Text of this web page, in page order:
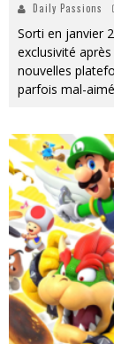
Daily Passions
Sorti en janvier
exclusivité
nouvelles
parfois mal-